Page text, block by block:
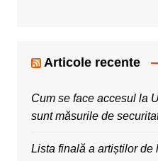
Articole recente
Cum se face accesul la
sunt măsurile de
Lista finală a artiștilor de